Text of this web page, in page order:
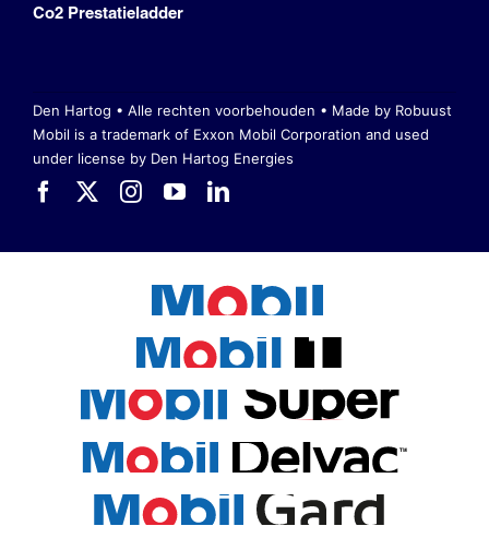
Co2 Prestatieladder
Den Hartog • Alle rechten voorbehouden • Made by Robuust
Mobil is a trademark of Exxon Mobil Corporation and used
under license by Den Hartog Energies